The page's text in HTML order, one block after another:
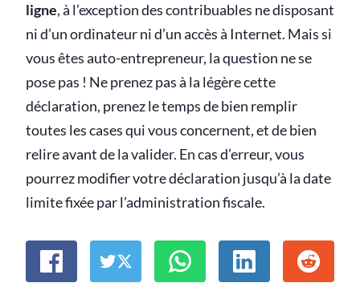
ligne, à l’exception des contribuables ne disposant
ni d’un ordinateur ni d’un accès à Internet. Mais si
vous êtes auto-entrepreneur, la question ne se
pose pas ! Ne prenez pas à la légère cette
déclaration, prenez le temps de bien remplir
toutes les cases qui vous concernent, et de bien
relire avant de la valider. En cas d’erreur, vous
pourrez modifier votre déclaration jusqu’à la date
limite fixée par l’administration fiscale.